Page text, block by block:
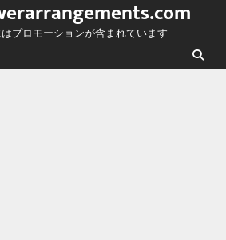
プロモーションが含まれています